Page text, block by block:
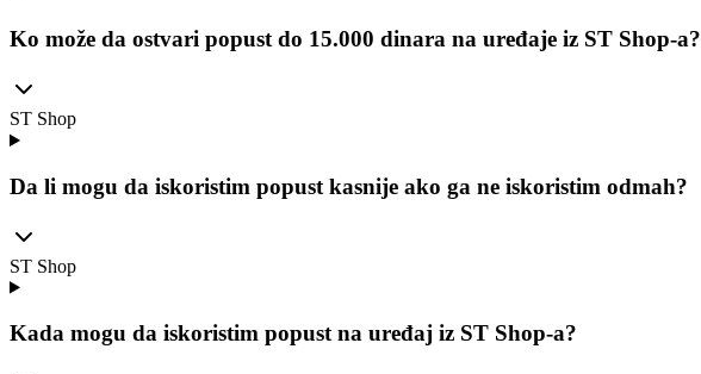
Ko može da ostvari popust do 15.000 dinara na uređaje iz ST Shop-a?
ST Shop
Da li mogu da iskoristim popust kasnije ako ga ne iskoristim odmah?
ST Shop
Kada mogu da iskoristim popust na uređaj iz ST Shop-a?